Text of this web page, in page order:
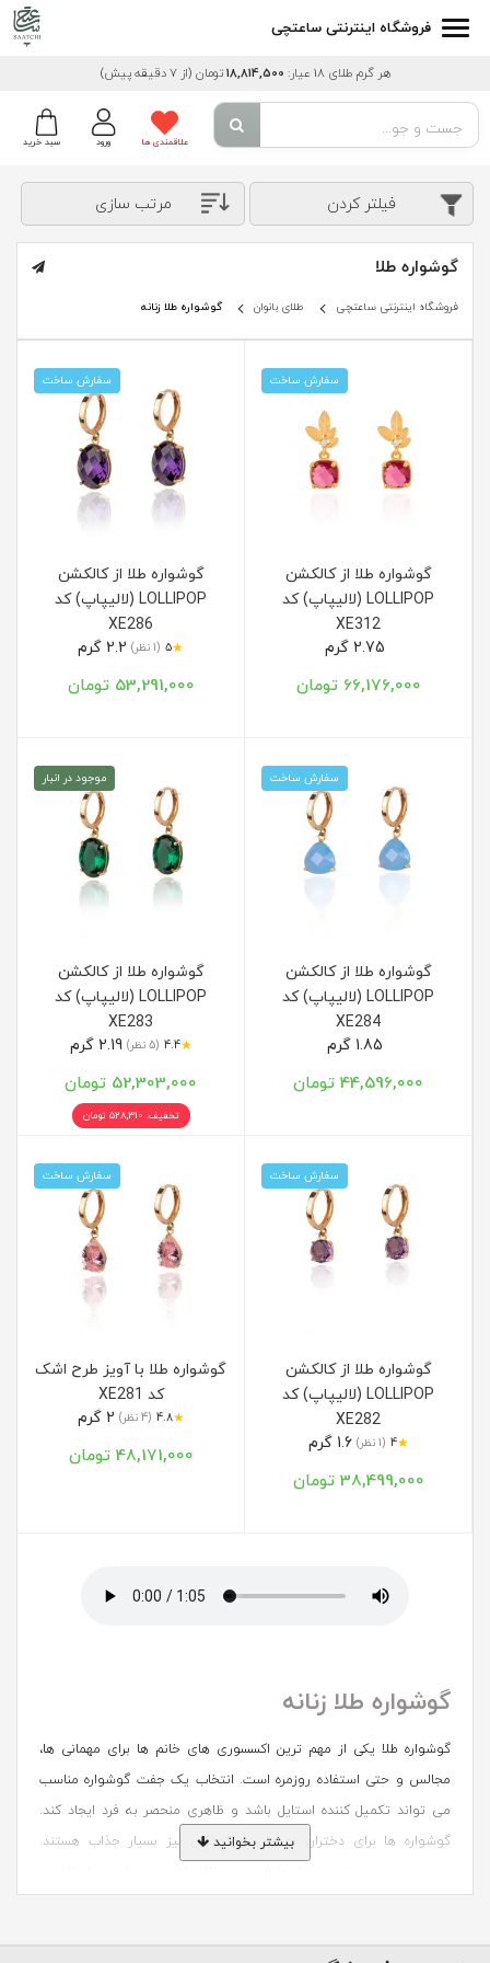
فروشگاه اینترنتی ساعتچی
هر گرم طلای 18 عیار: 18,814,500تومان (از 7 دقیقه پیش)
سبد خرید ورود علاقمندی ها
فیلتر کردن مرتب سازی
گوشواره طلا
فروشگاه اینترنتی ساعتچی طلای بانوان گوشواره طلا زنانه
سفارش ساخت
گوشواره طلا از کالکشن
LOLLIPOP (لالیپاپ) کد
XE312
66,176,000 تومان
سفارش ساخت
گوشواره طلا از کالکشن
LOLLIPOP (لالیپاپ) کد
XE286
★
5 (1 نظر)
53,291,000 تومان
سفارش ساخت
گوشواره طلا از کالکشن
LOLLIPOP (لالیپاپ) کد
XE284
44,596,000 تومان
موجود در انبار
گوشواره طلا از کالکشن
LOLLIPOP (لالیپاپ) کد
XE283
★
4.4 (5 نظر) 2.19 گرم
52,303,000 تومان
تخفیف: 528,310 تومان
سفارش ساخت
گوشواره طلا از کالکشن
LOLLIPOP (لالیپاپ) کد
XE282
★
4 (1 نظر) 1.6 گرم
38,499,000 تومان
سفارش ساخت
گوشواره طلا با آویز طرح اشک
کد XE281
★
4.8 (4 نظر)
48,171,000 تومان
گوشواره طلا زنانه
گوشواره طلا یکی از مهم ترین اکسسوری های خانم ها برای مهمانی ها،
مجالس و حتی استفاده روزمره است. انتخاب یک جفت گوشواره مناسب
می تواند تکمیل کننده استایل باشد و ظاهری منحصر به فرد ایجاد کند.
گوشواره ها برای دختران نوجوان و کودکان نیز بسیار جذاب هستند.
بیشتر بخوانید